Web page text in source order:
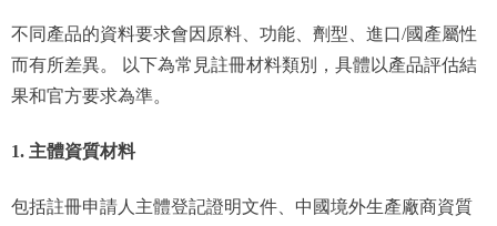
不同產品的資料要求會因原料、功能、劑型、進口/國產屬性
而有所差異。 以下為常見註冊材料類別，具體以產品評估結
果和官方要求為準。
1. 主體資質材料
包括註冊申請人主體登記證明文件、中國境外生產廠商資質